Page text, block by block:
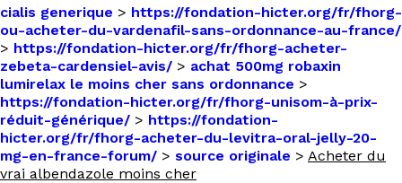
cialis generique > https://fondation-hicter.org/fr/fhorg-
ou-acheter-du-vardenafil-sans-ordonnance-au-france/
> https://fondation-hicter.org/fr/fhorg-acheter-
zebeta-cardensiel-avis/ > achat 500mg robaxin
lumirelax le moins cher sans ordonnance >
https://fondation-hicter.org/fr/fhorg-unisom-à-prix-
réduit-générique/ > https://fondation-
hicter.org/fr/fhorg-acheter-du-levitra-oral-jelly-20-
mg-en-france-forum/ > source originale > Acheter du
vrai albendazole moins cher